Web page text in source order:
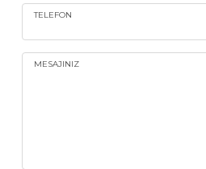
TELEFON
MESAJINIZ